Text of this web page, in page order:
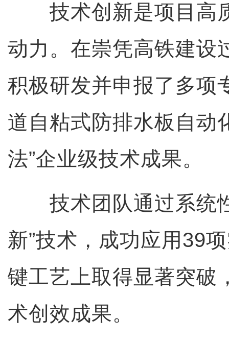
技术创新是项目高
动力。在崇凭高铁建设
积极研发并申报了多项
道自粘式防排水板自动
法”企业级技术成果。
技术团队通过系统
新”技术，成功应用39
键工艺上取得显著突破
术创效成果。